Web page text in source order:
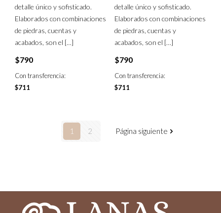
detalle único y sofisticado.
Elaborados con combinaciones
de piedras, cuentas y
acabados, son el […]
$790
Con transferencia:
$711
detalle único y sofisticado.
Elaborados con combinaciones
de piedras, cuentas y
acabados, son el […]
$790
Con transferencia:
$711
1 2 Página siguiente